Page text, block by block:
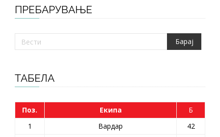
ПРЕБАРУВАЊЕ
ТАБЕЛА
Поз. Екипа
Б
1
Вардар
42